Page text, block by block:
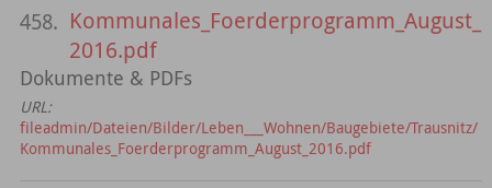
458. Kommunales_Foerderprogramm_August_
2016.pdf
Dokumente & PDFs
URL:
fileadmin/Dateien/Bilder/Leben___Wohnen/Baugebiete/Trausnitz/
Kommunales_Foerderprogramm_August_2016.pdf